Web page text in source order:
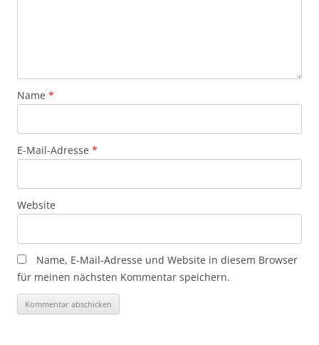
Name *
E-Mail-Adresse *
Website
Name, E-Mail-Adresse und Website in diesem Browser
für meinen nächsten Kommentar speichern.